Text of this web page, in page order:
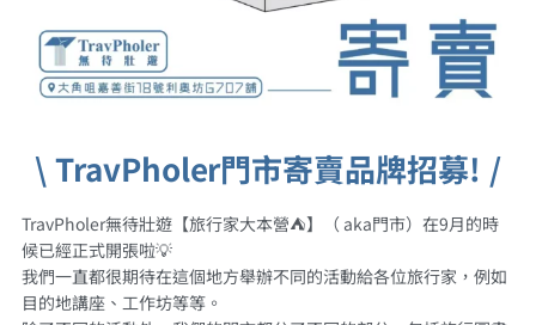
\ TravPholer門市寄賣品牌招募! /
TravPholer無待壯遊【旅行家大本營⛺️】（ aka門市）在9月的時
候已經正式開張啦💡
我們一直都很期待在這個地方舉辦不同的活動給各位旅行家，例如
目的地講座、工作坊等等。